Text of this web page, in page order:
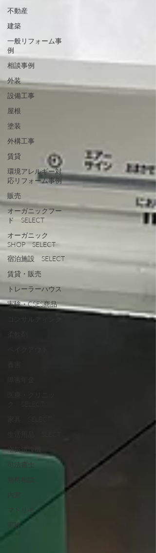
不動産
建築
一般リフォーム事
例
相談事例
外装
設備工事
屋根
塗装
外構工事
賃貸
環境アレルギー対
応リフォーム事例
販売
オーガニックフー
ド SELECT
オーガニック
SHOP SELECT
宿泊施設 SELECT
賃貸・販売
トレーラーハウス
実験・CSES商品
空気清浄機
司法書士
マドリモ
実験